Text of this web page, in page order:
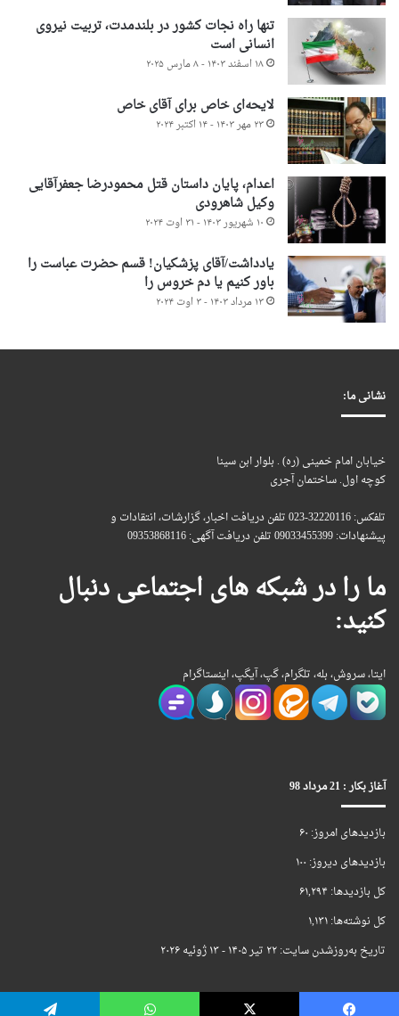
تنها راه نجات کشور در بلندمدت، تربیت نیروی
انسانی است
۱۸ اسفند ۱۴۰۳ - ۸ مارس ۲۰۲۵
لایحه‌ای خاص برای آقای خاص
۲۳ مهر ۱۴۰۳ - ۱۴ اکتبر ۲۰۲۴
اعدام، پایان داستان قتل محمودرضا جعفرآقایی
وکیل شاهرودی
۱۰ شهریور ۱۴۰۳ - ۳۱ اوت ۲۰۲۴
یادداشت/آقای پزشکیان! قسم حضرت عباست را
باور کنیم یا دم خروس را
۱۳ مرداد ۱۴۰۳ - ۳ اوت ۲۰۲۴
نشانی ما:
خیابان امام خمینی (ره) . بلوار ابن سینا
کوچه اول. ساختمان آجری
تلفکس: 32220116-023 تلفن دریافت اخبار، گزارشات، انتقادات و
پیشنهادات: 09033455399 تلفن دریافت آگهی: 09353868116
ما را در شبکه های اجتماعی دنبال
کنید:
ایتا، سروش، بله، تلگرام، گپ، آیگپ، اینستاگرام
آغاز بکار : 21 مرداد 98
بازدیدهای امروز: ۶۰
بازدیدهای دیروز: ۱۰۰
کل بازدیدها: ۶۱,۲۹۴
کل نوشته‌ها:۱,۱۳۱
تاریخ به‌روزشدن سایت:۲۲ تیر ۱۴۰۵ - ۱۳ ژوئیه ۲۰۲۶